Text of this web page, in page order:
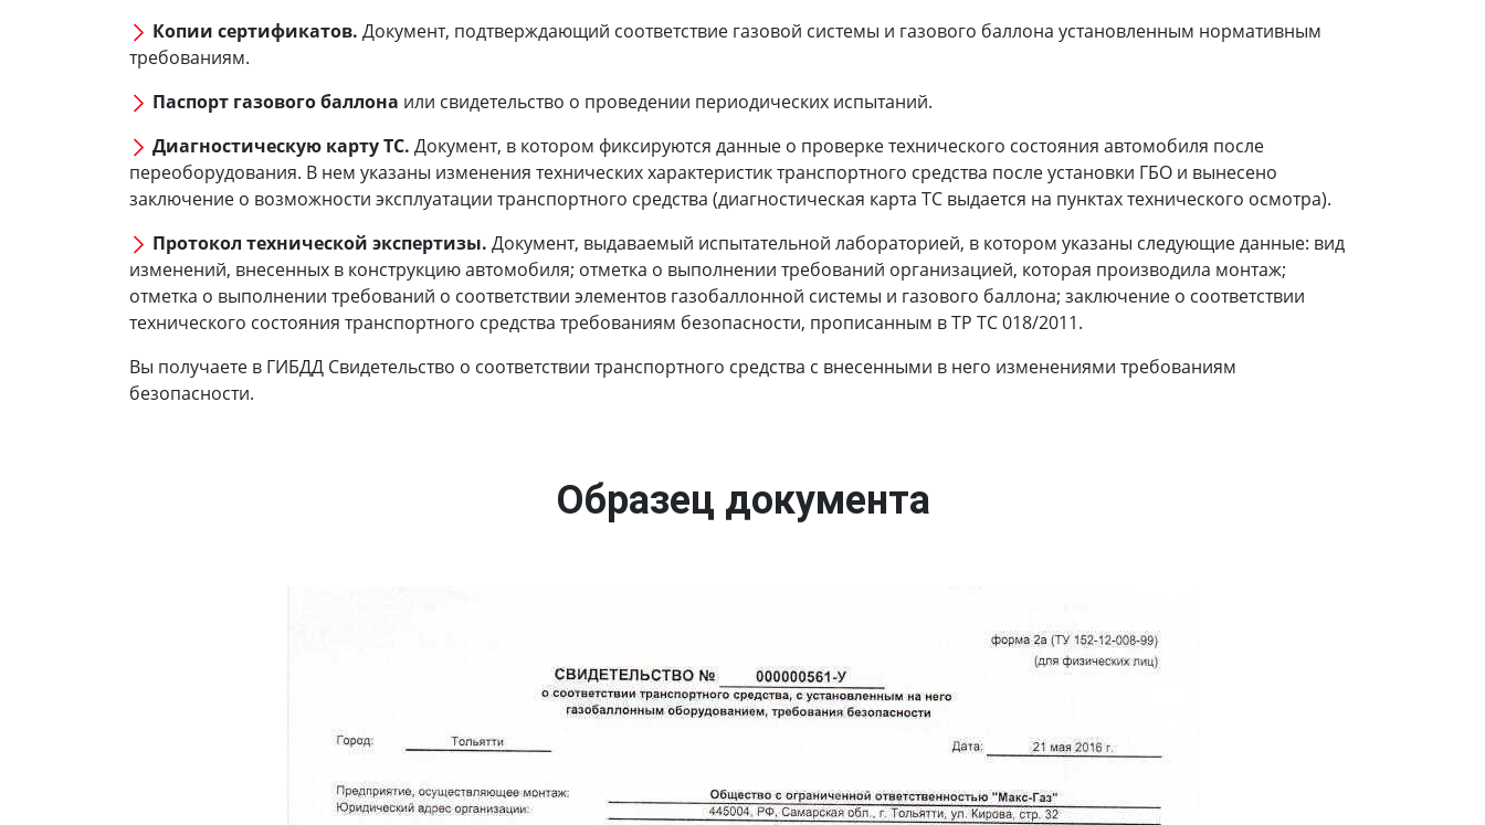
Копии сертификатов. Документ, подтверждающий соответствие газовой системы и газового баллона установленным нормативным
требованиям.
Паспорт газового баллона или свидетельство о проведении периодических испытаний.
Диагностическую карту ТС. Документ, в котором фиксируются данные о проверке технического состояния автомобиля после
переоборудования. В нем указаны изменения технических характеристик транспортного средства после установки ГБО и вынесено
заключение о возможности эксплуатации транспортного средства (диагностическая карта ТС выдается на пунктах технического осмотра).
Протокол технической экспертизы. Документ, выдаваемый испытательной лабораторией, в котором указаны следующие данные: вид
изменений, внесенных в конструкцию автомобиля; отметка о выполнении требований организацией, которая производила монтаж;
отметка о выполнении требований о соответствии элементов газобаллонной системы и газового баллона; заключение о соответствии
технического состояния транспортного средства требованиям безопасности, прописанным в ТР ТС 018/2011.
Вы получаете в ГИБДД Свидетельство о соответствии транспортного средства с внесенными в него изменениями требованиям
безопасности.
Образец документа